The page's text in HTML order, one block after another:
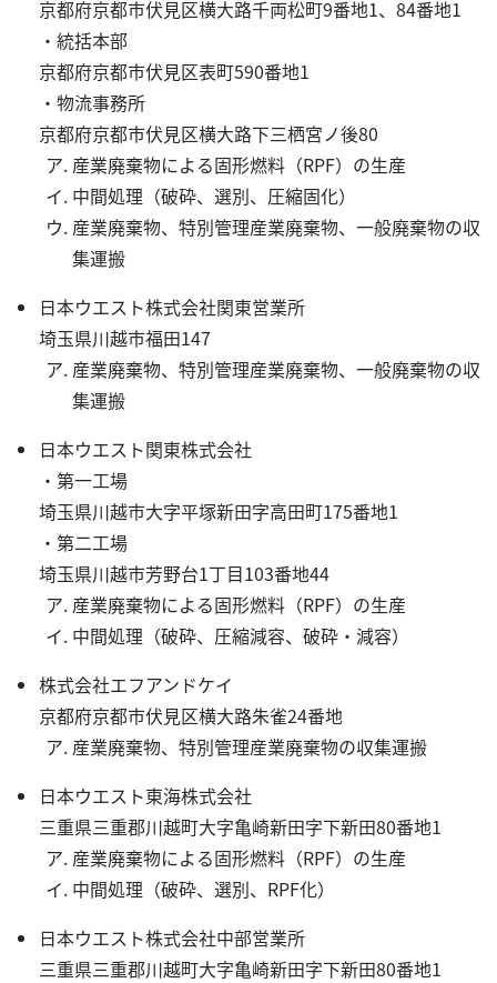
京都府京都市伏見区横大路千両松町9番地1、84番地1
・統括本部
京都府京都市伏見区表町590番地1
・物流事務所
京都府京都市伏見区横大路下三栖宮ノ後80
産業廃棄物による固形燃料（RPF）の生産
中間処理（破砕、選別、圧縮固化）
産業廃棄物、特別管理産業廃棄物、一般廃棄物の収
集運搬
日本ウエスト株式会社関東営業所
埼玉県川越市福田147
産業廃棄物、特別管理産業廃棄物、一般廃棄物の収
集運搬
日本ウエスト関東株式会社
・第一工場
埼玉県川越市大字平塚新田字高田町175番地1
・第二工場
埼玉県川越市芳野台1丁目103番地44
産業廃棄物による固形燃料（RPF）の生産
中間処理（破砕、圧縮減容、破砕・減容）
株式会社エフアンドケイ
京都府京都市伏見区横大路朱雀24番地
産業廃棄物、特別管理産業廃棄物の収集運搬
日本ウエスト東海株式会社
三重県三重郡川越町大字亀崎新田字下新田80番地1
産業廃棄物による固形燃料（RPF）の生産
中間処理（破砕、選別、RPF化）
日本ウエスト株式会社中部営業所
三重県三重郡川越町大字亀崎新田字下新田80番地1